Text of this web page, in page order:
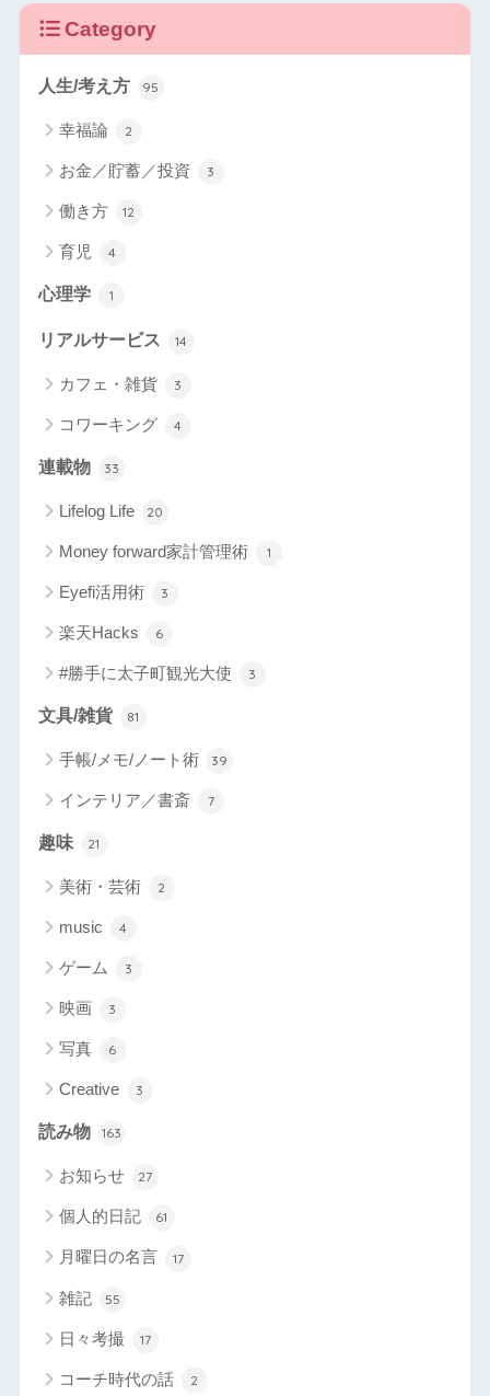
Category
人生/考え方 95
幸福論 2
お金／貯蓄／投資 3
働き方 12
育児 4
心理学 1
リアルサービス 14
カフェ・雑貨 3
コワーキング 4
連載物 33
Lifelog Life 20
Money forward家計管理術 1
Eyefi活用術 3
楽天Hacks 6
#勝手に太子町観光大使 3
文具/雑貨 81
手帳/メモ/ノート術 39
インテリア／書斎 7
趣味 21
美術・芸術 2
music 4
ゲーム 3
映画 3
写真 6
Creative 3
読み物 163
お知らせ 27
個人的日記 61
月曜日の名言 17
雑記 55
日々考撮 17
コーチ時代の話 2